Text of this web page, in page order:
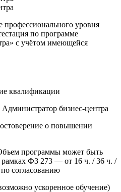
уровня
по программе
с учётом имеющейся
квалификации
бизнес-центра
о повышении
программы может быть
рамках ФЗ 273 — от 16 ч. / 36 ч. /
согласованию
ускоренное обучение)